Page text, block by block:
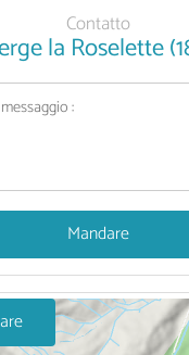
Contatto
la Roselette
Mandare